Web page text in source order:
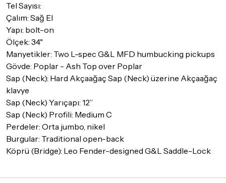
İadesi ve değişimi mümkün olmayan ürünler için
İade ve değişimi talep edilecek ürünün ticari vasfını yitirmemiş
olması, ambalajının korunmuş, aksesuar ve tüm ürün içeriğinin
eksiksiz olması gerekmektedir. Satın almış olduğunuz ürünü
göndermeden önce mutlakaDestek ekibimiz ile iletişime
geçerek bilgi veriniz.
İade ve değişim koşulları, ürün kategorilerine göre farklılık
gösterebilir. Lütfen satın almadan önce ilgili ürünün
iade/değişim şartlarını kontrol ettiğinizden emin olun.
Detaylar içintıklayınız
Tel Sayısı:
Çalım: Sağ El
Yapı: bolt-on
Ölçek: 34"
Manyetikler: Two L-spec G&L MFD humbucking pickups
Gövde: Poplar - Ash Top over Poplar
Sap (Neck): Hard Akçaağaç Sap (Neck) üzerine Akçaağaç
klavye
Sap (Neck) Yarıçapı: 12”
Sap (Neck) Profili: Medium C
Perdeler: Orta jumbo, nikel
Burgular: Traditional open-back
Köprü (Bridge): Leo Fender-designed G&L Saddle-Lock